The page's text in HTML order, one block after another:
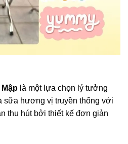
là một lựa chọn lý tưởng
sữa hương vị truyền thống với
thu hút bởi thiết kế đơn giản